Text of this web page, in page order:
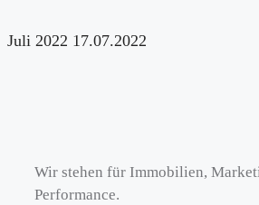
Juli 2022 17.07.2022
Wir stehen für Immobilien,
Performance.